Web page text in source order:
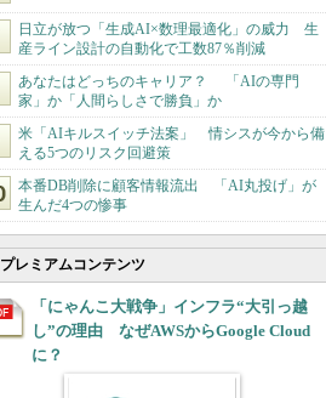
日立が放つ「生成AI×数理最適化」の威力 生
産ライン設計の自動化で工数87％削減
あなたはどっちのキャリア？ 「AIの専門
家」か「人間らしさで勝負」か
米「AIキルスイッチ法案」 情シスが今から備
える5つのリスク回避策
本番DB削除に顧客情報流出 「AI丸投げ」が
生んだ4つの惨事
プレミアムコンテンツ
「にゃんこ大戦争」インフラ“大引っ越
し”の理由 なぜAWSからGoogle Cloud
に？